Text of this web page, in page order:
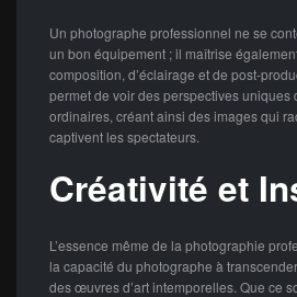
Un photographe professionnel ne se
un bon équipement ; il maîtrise
composition, d’éclairage et de post-
permet de voir des perspectives uniques
ordinaires, créant ainsi des images qui
captivent les spectateurs.
Créativité et
L’essence même de la photographie
la capacité du photographe à
des œuvres d’art intemporelles. Que ce